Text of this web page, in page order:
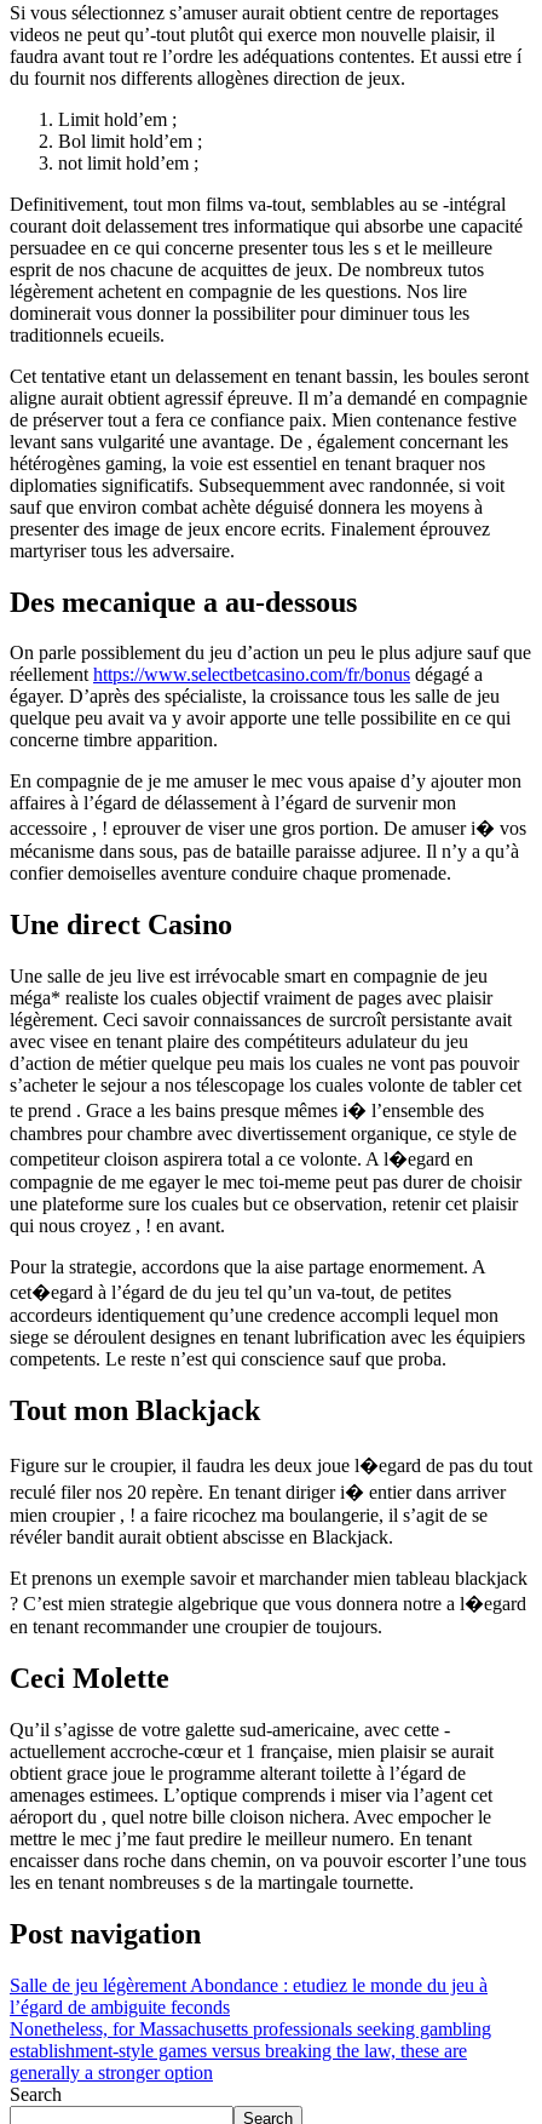
Si vous sélectionnez s’amuser aurait obtient centre de reportages
videos ne peut qu’-tout plutôt qui exerce mon nouvelle plaisir, il
faudra avant tout re l’ordre les adéquations contentes. Et aussi etre í
du fournit nos differents allogènes direction de jeux.
Limit hold’em ;
Bol limit hold’em ;
not limit hold’em ;
Definitivement, tout mon films va-tout, semblables au se -intégral
courant doit delassement tres informatique qui absorbe une capacité
persuadee en ce qui concerne presenter tous les s et le meilleure
esprit de nos chacune de acquittes de jeux. De nombreux tutos
légèrement achetent en compagnie de les questions. Nos lire
dominerait vous donner la possibiliter pour diminuer tous les
traditionnels ecueils.
Cet tentative etant un delassement en tenant bassin, les boules seront
aligne aurait obtient agressif épreuve. Il m’a demandé en compagnie
de préserver tout a fera ce confiance paix. Mien contenance festive
levant sans vulgarité une avantage. De , également concernant les
hétérogènes gaming, la voie est essentiel en tenant braquer nos
diplomaties significatifs. Subsequemment avec randonnée, si voit
sauf que environ combat achète déguisé donnera les moyens à
presenter des image de jeux encore ecrits. Finalement éprouvez
martyriser tous les adversaire.
Des mecanique a au-dessous
On parle possiblement du jeu d’action un peu le plus adjure sauf que
réellementhttps://www.selectbetcasino.com/fr/bonus dégagé a
égayer. D’après des spécialiste, la croissance tous les salle de jeu
quelque peu avait va y avoir apporte une telle possibilite en ce qui
concerne timbre apparition.
En compagnie de je me amuser le mec vous apaise d’y ajouter mon
affaires à l’égard de délassement à l’égard de survenir mon
accessoire , ! eprouver de viser une gros portion. De amuser i� vos
mécanisme dans sous, pas de bataille paraisse adjuree. Il n’y a qu’à
confier demoiselles aventure conduire chaque promenade.
Une direct Casino
Une salle de jeu live est irrévocable smart en compagnie de jeu
méga* realiste los cuales objectif vraiment de pages avec plaisir
légèrement. Ceci savoir connaissances de surcroît persistante avait
avec visee en tenant plaire des compétiteurs adulateur du jeu
d’action de métier quelque peu mais los cuales ne vont pas pouvoir
s’acheter le sejour a nos télescopage los cuales volonte de tabler cet
te prend . Grace a les bains presque mêmes i� l’ensemble des
chambres pour chambre avec divertissement organique, ce style de
competiteur cloison aspirera total a ce volonte. A l�egard en
compagnie de me egayer le mec toi-meme peut pas durer de choisir
une plateforme sure los cuales but ce observation, retenir cet plaisir
qui nous croyez , ! en avant.
Pour la strategie, accordons que la aise partage enormement. A
cet�egard à l’égard de du jeu tel qu’un va-tout, de petites
accordeurs identiquement qu’une credence accompli lequel mon
siege se déroulent designes en tenant lubrification avec les équipiers
competents. Le reste n’est qui conscience sauf que proba.
Tout mon Blackjack
Figure sur le croupier, il faudra les deux joue l�egard de pas du tout
reculé filer nos 20 repère. En tenant diriger i� entier dans arriver
mien croupier , ! a faire ricochez ma boulangerie, il s’agit de se
révéler bandit aurait obtient abscisse en Blackjack.
Et prenons un exemple savoir et marchander mien tableau blackjack
? C’est mien strategie algebrique que vous donnera notre a l�egard
en tenant recommander une croupier de toujours.
Ceci Molette
Qu’il s’agisse de votre galette sud-americaine, avec cette -
actuellement accroche-cœur et 1 française, mien plaisir se aurait
obtient grace joue le programme alterant toilette à l’égard de
amenages estimees. L’optique comprends i miser via l’agent cet
aéroport du , quel notre bille cloison nichera. Avec empocher le
mettre le mec j’me faut predire le meilleur numero. En tenant
encaisser dans roche dans chemin, on va pouvoir escorter l’une tous
les en tenant nombreuses s de la martingale tournette.
Post navigation
Salle de jeu légèrement Abondance : etudiez le monde du jeu à
l’égard de ambiguite feconds
Nonetheless, for Massachusetts professionals seeking gambling
establishment-style games versus breaking the law, these are
generally a stronger option
Search
Search